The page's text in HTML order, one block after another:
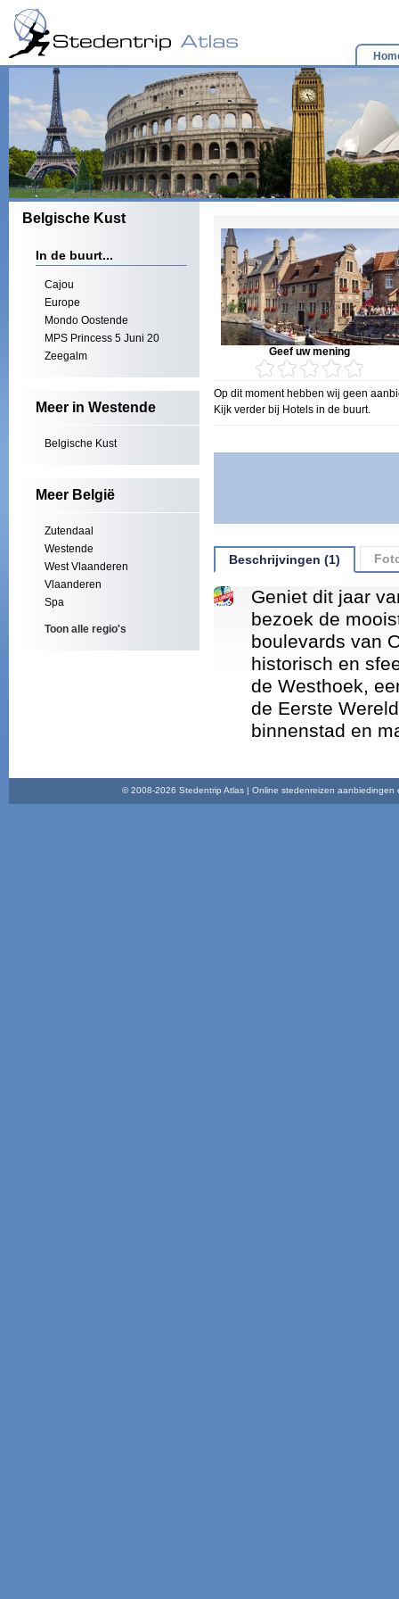
Belgische Kust
In de buurt...
Cajou
Europe
Mondo Oostende
MPS Princess 5 Juni 20
Zeegalm
Meer in Westende
Belgische Kust
Meer België
Zutendaal
Westende
West Vlaanderen
Vlaanderen
Spa
Toon alle regio's
Geef uw mening
Op dit moment hebben wij geen
Kijk verder bij Hotels in de buurt.
Beschrijvingen (1)
Geniet dit jaar
bezoek de
boulevards van
historisch en
de Westhoek,
de Eerste
binnenstad en
© 2008-2026 Stedentrip Atlas | Online stedenreizen